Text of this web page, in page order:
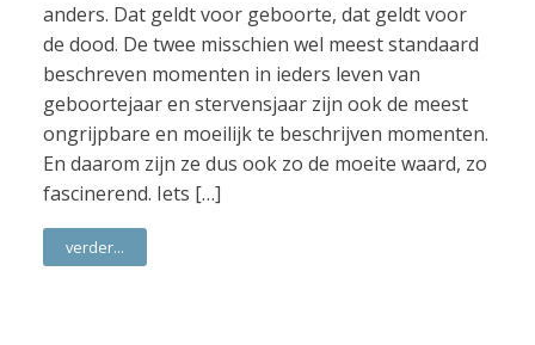
anders. Dat geldt voor geboorte, dat geldt voor
de dood. De twee misschien wel meest standaard
beschreven momenten in ieders leven van
geboortejaar en stervensjaar zijn ook de meest
ongrijpbare en moeilijk te beschrijven momenten.
En daarom zijn ze dus ook zo de moeite waard, zo
fascinerend. Iets […]
verder...